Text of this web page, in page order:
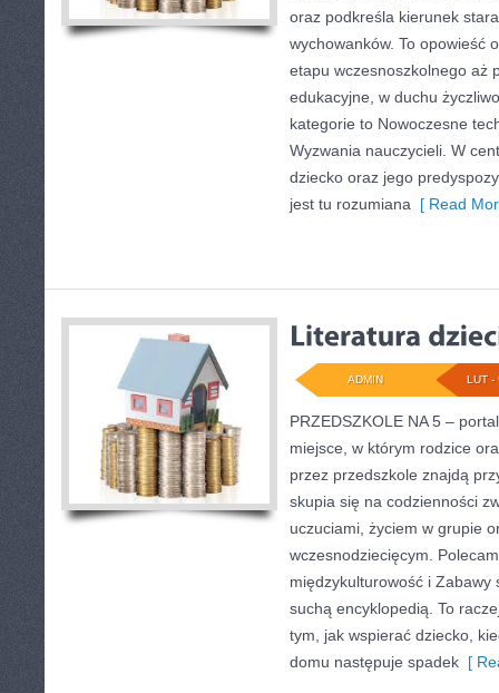
oraz podkreśla kierunek
wychowanków. To opowieść
etapu wczesnoszkolnego aż
edukacyjne, w duchu
kategorie to Nowoczesne
Wyzwania nauczycieli. W
dziecko oraz jego
jest tu rozumiana [ Read
LUT -
ADMIN
PRZEDSZKOLE NA 5 –
miejsce, w którym rodzice
przez przedszkole znajdą
skupia się na codzienności
uczuciami, życiem w grupie
wczesnodziecięcym.
międzykulturowość i
suchą encyklopedią. To
tym, jak wspierać dziecko,
domu następuje spadek [